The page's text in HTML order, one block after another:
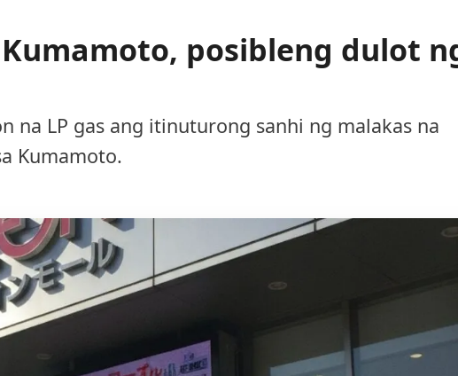
posibleng dulot
na LP gas ang itinuturong sanhi ng malakas na
Kumamoto.